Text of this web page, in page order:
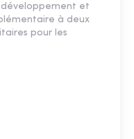
et
à deux
pour les